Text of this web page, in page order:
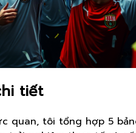
tiết
quan, tôi tổng hợp 5